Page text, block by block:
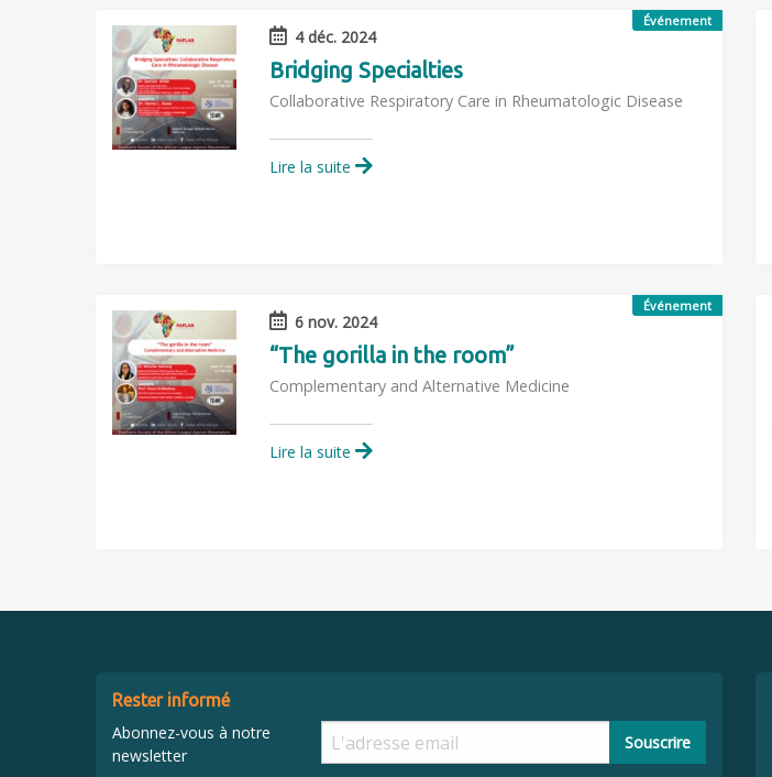
Événement
4 déc. 2024
Bridging Specialties
Collaborative Respiratory Care in Rheumatologic Disease
Lire la suite
Événement
6 nov. 2024
“The gorilla in the room”
Complementary and Alternative Medicine
Lire la suite
Rester informé
Abonnez-vous à notre
newsletter
Souscrire